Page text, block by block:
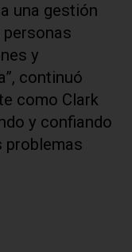
una gestión
y
continuó
como Clark
y confiando
problemas